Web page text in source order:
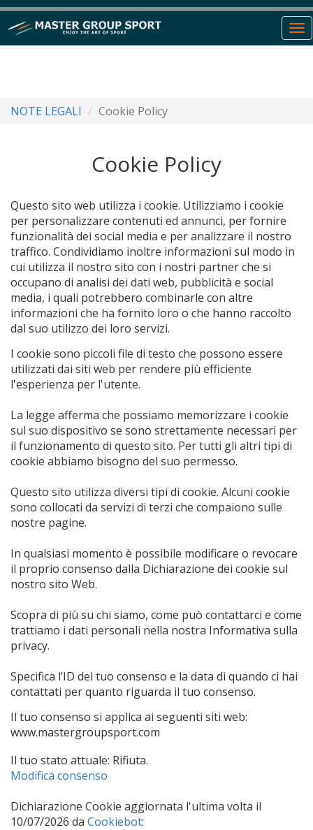
NOTE LEGALI Cookie Policy
Cookie Policy
Questo sito web utilizza i cookie. Utilizziamo i cookie
per personalizzare contenuti ed annunci, per fornire
funzionalità dei social media e per analizzare il nostro
traffico. Condividiamo inoltre informazioni sul modo in
cui utilizza il nostro sito con i nostri partner che si
occupano di analisi dei dati web, pubblicità e social
media, i quali potrebbero combinarle con altre
informazioni che ha fornito loro o che hanno raccolto
dal suo utilizzo dei loro servizi.
I cookie sono piccoli file di testo che possono essere
utilizzati dai siti web per rendere più efficiente
l'esperienza per l'utente.
La legge afferma che possiamo memorizzare i cookie
sul suo dispositivo se sono strettamente necessari per
il funzionamento di questo sito. Per tutti gli altri tipi di
cookie abbiamo bisogno del suo permesso.
Questo sito utilizza diversi tipi di cookie. Alcuni cookie
sono collocati da servizi di terzi che compaiono sulle
nostre pagine.
In qualsiasi momento è possibile modificare o revocare
il proprio consenso dalla Dichiarazione dei cookie sul
nostro sito Web.
Scopra di più su chi siamo, come può contattarci e come
trattiamo i dati personali nella nostra Informativa sulla
privacy.
Specifica l’ID del tuo consenso e la data di quando ci hai
contattati per quanto riguarda il tuo consenso.
Il tuo consenso si applica ai seguenti siti web:
www.mastergroupsport.com
Il tuo stato attuale: Rifiuta.
Modifica consenso
Dichiarazione Cookie aggiornata l'ultima volta il
10/07/2026 da Cookiebot: